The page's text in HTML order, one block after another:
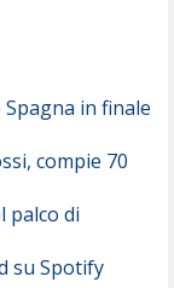
Spagna in finale
compie 70
palco di
su Spotify